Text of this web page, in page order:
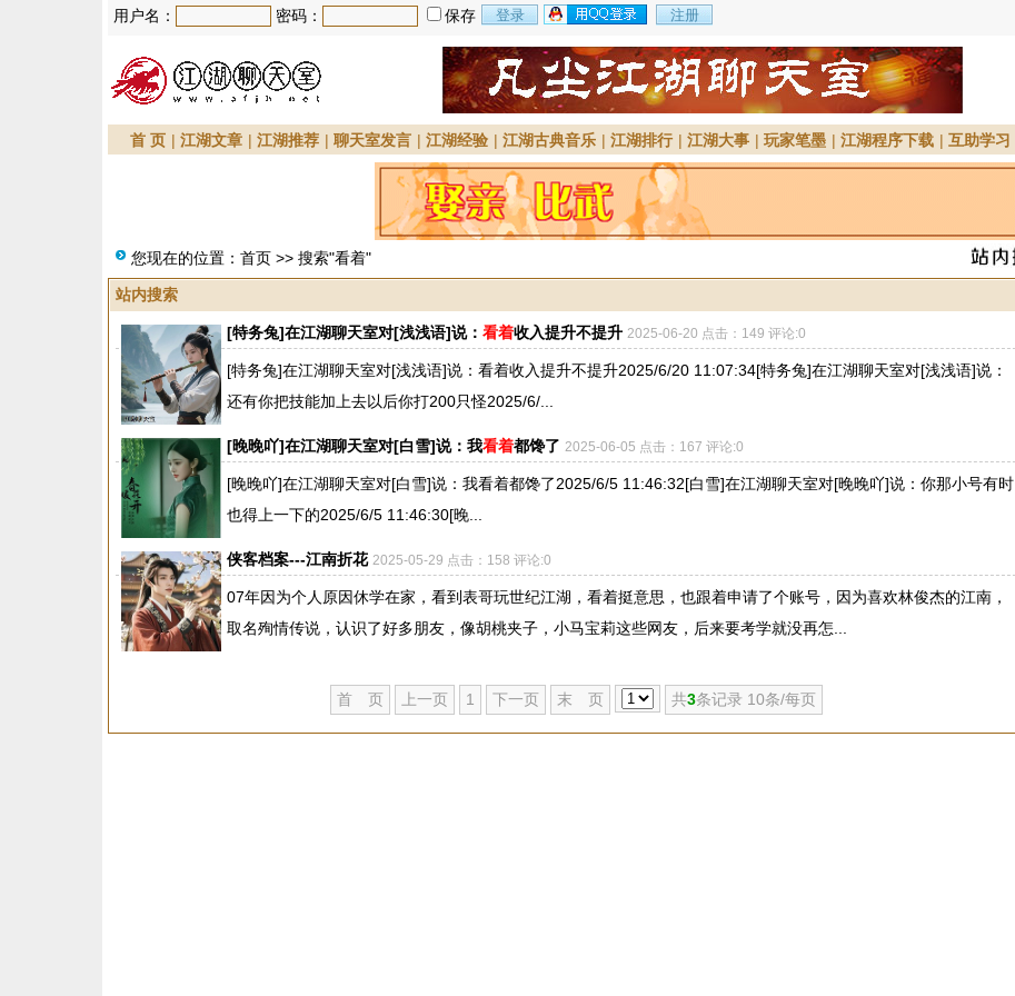
用户名： 密码： 保存
首 页 | 江湖文章 | 江湖推荐 | 聊天室发言 | 江湖经验 | 江湖古典音乐 | 江湖排行 | 江湖大事 | 玩家笔墨 | 江湖程序下载 | 互助学习
您现在的位置： 首页 >> 搜索"看着"
站内搜索
[特务兔]在江湖聊天室对[浅浅语]说： 看着收入提升不提升 2025-06-20 点击：149 评论:0
[特务兔]在江湖聊天室对[浅浅语]说：看着收入提升不提升2025/6/20 11:07:34[特务兔]在江湖聊天室对[浅浅语]说：
还有你把技能加上去以后你打200只怪2025/6/...
[晚晚吖]在江湖聊天室对[白雪]说：我看着都馋了 2025-06-05 点击：167 评论:0
[晚晚吖]在江湖聊天室对[白雪]说：我看着都馋了2025/6/5 11:46:32[白雪]在江湖聊天室对[晚晚吖]说：你那小号有时
也得上一下的2025/6/5 11:46:30[晚...
侠客档案---江南折花 2025-05-29 点击：158 评论:0
07年因为个人原因休学在家，看到表哥玩世纪江湖，看着挺意思，也跟着申请了个账号，因为喜欢林俊杰的江南，
取名殉情传说，认识了好多朋友，像胡桃夹子，小马宝莉这些网友，后来要考学就没再怎...
首 页 上一页 1 下一页 末 页 共3条记录 10条/每页